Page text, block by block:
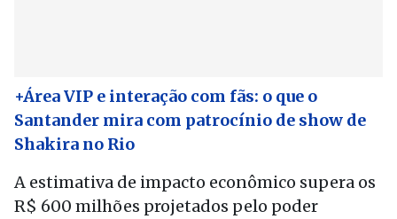
+Área VIP e interação com fãs: o que o
Santander mira com patrocínio de show de
Shakira no Rio
A estimativa de impacto econômico supera os
R$ 600 milhões projetados pelo poder